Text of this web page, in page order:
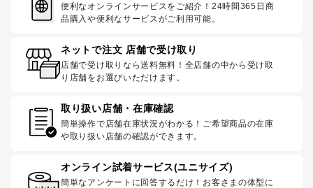
便利なオンラインサービスをご紹介！24時間365日商
品購入や便利なサービスがご利用可能。
ネットで注文 店舗で受け取り
店舗で受け取りなら送料無料！全店舗の中から受け取
り店舗をお選びいただけます。
取り扱い店舗・在庫確認
簡単操作で店舗在庫状況がわかる！ご希望商品の在庫
や取り扱い店舗の確認ができます。
オンライン試着サービス(ユニサイズ)
簡単なアンケートに回答するだけ！お客さまの体型に